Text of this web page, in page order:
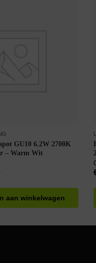
GU10 6.2W 2700K
– Warm Wit
aan winkelwagen